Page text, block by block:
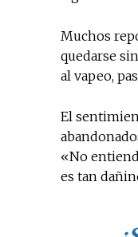
Muchos
quedarse
al vapeo,
El
«No
es tan